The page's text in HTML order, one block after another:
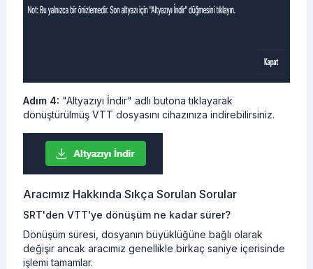
Adım 4: "Altyazıyı İndir" adlı butona tıklayarak
dönüştürülmüş VTT dosyasını cihazınıza indirebilirsiniz.
Aracımız Hakkında Sıkça Sorulan Sorular
SRT'den VTT'ye dönüşüm ne kadar sürer?
Dönüşüm süresi, dosyanın büyüklüğüne bağlı olarak
değişir ancak aracımız genellikle birkaç saniye içerisinde
işlemi tamamlar.